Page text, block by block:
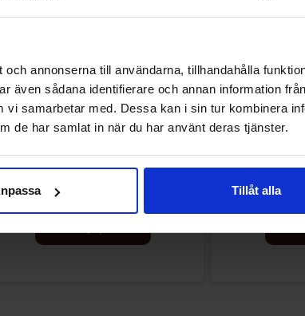
annonserna till användarna, tillhandahålla
även sådana identifierare och annan information
samarbetar med. Dessa kan i sin tur kombinera
de har samlat in när du har använt deras tjänster.
Tillåt alla
Frisia Twister Mallows 17.5g x
10st(BF:2026-05-31)
24.90 kr
Mino Zero